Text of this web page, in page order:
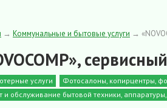
→ Коммунальные и бытовые услуги →
услуги
Фотосалоны, копирцентры,
и обслуживание бытовой техники,